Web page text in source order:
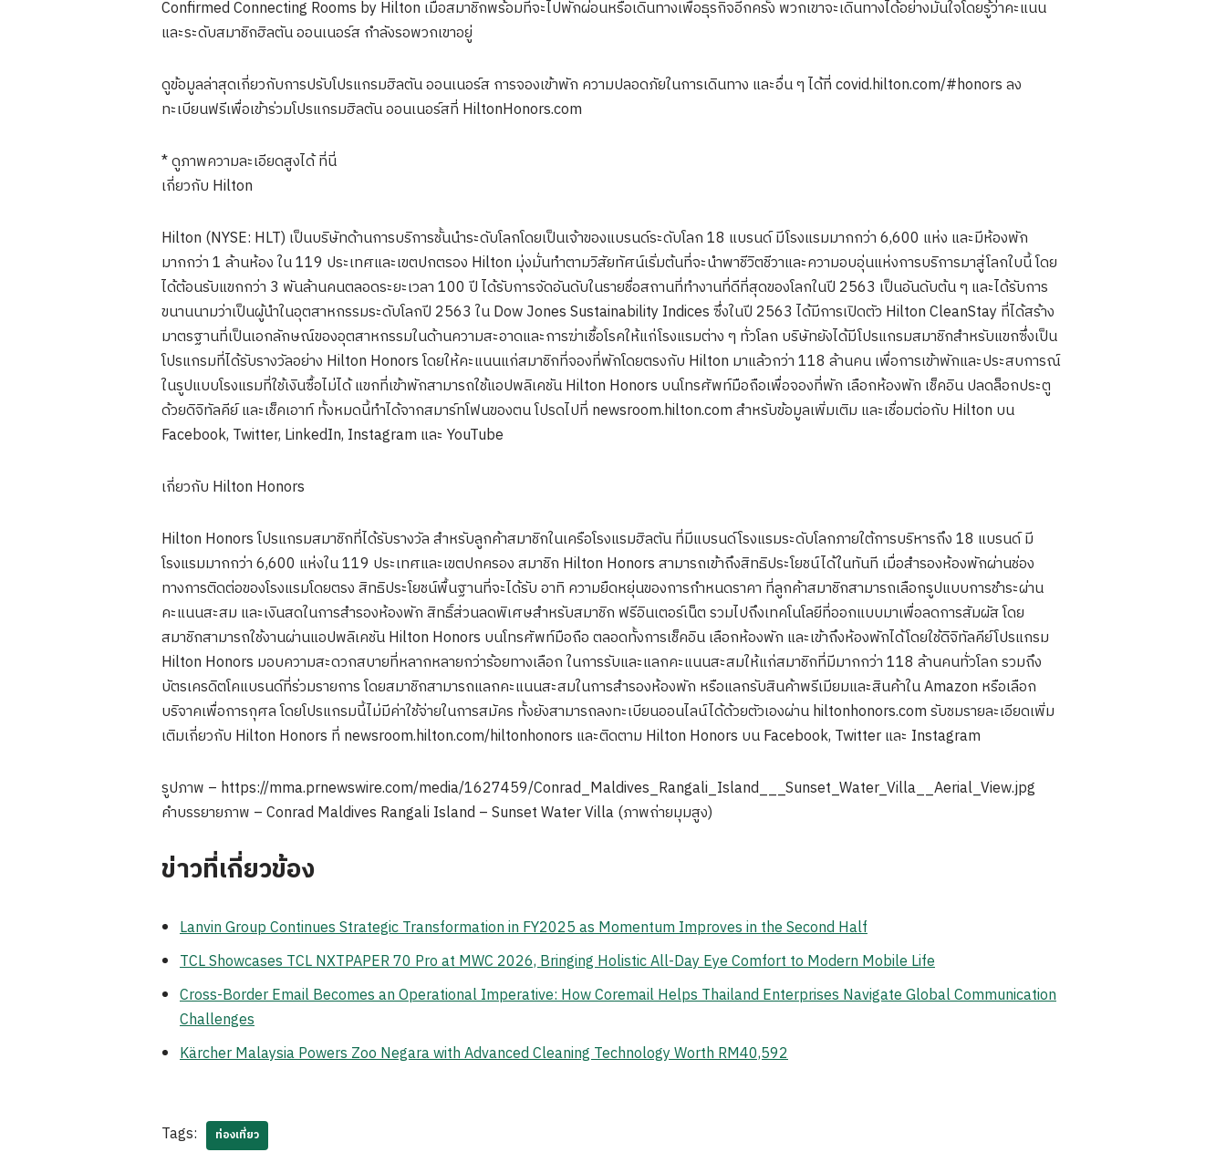
Confirmed Connecting Rooms by Hilton เมื่อสมาชิกพร้อมที่จะไปพักผ่อนหรือเดินทางเพื่อธุรกิจอีกครั้ง พวกเขาจะเดินทางได้อย่างมั่นใจโดยรู้ว่าคะแนน
และระดับสมาชิกฮิลตัน ออนเนอร์ส กำลังรอพวกเขาอยู่
ดูข้อมูลล่าสุดเกี่ยวกับการปรับโปรแกรมฮิลตัน ออนเนอร์ส การจองเข้าพัก ความปลอดภัยในการเดินทาง และอื่น ๆ ได้ที่ covid.hilton.com/#honors ลง
ทะเบียนฟรีเพื่อเข้าร่วมโปรแกรมฮิลตัน ออนเนอร์สที่ HiltonHonors.com
* ดูภาพความละเอียดสูงได้ ที่นี่
เกี่ยวกับ Hilton
Hilton (NYSE: HLT) เป็นบริษัทด้านการบริการชั้นนำระดับโลกโดยเป็นเจ้าของแบรนด์ระดับโลก 18 แบรนด์ มีโรงแรมมากกว่า 6,600 แห่ง และมีห้องพัก
มากกว่า 1 ล้านห้อง ใน 119 ประเทศและเขตปกตรอง Hilton มุ่งมั่นทำตามวิสัยทัศน์เริ่มต้นที่จะนำพาชีวิตชีวาและความอบอุ่นแห่งการบริการมาสู่โลกใบนี้ โดย
ได้ต้อนรับแขกกว่า 3 พันล้านคนตลอดระยะเวลา 100 ปี ได้รับการจัดอันดับในรายชื่อสถานที่ทำงานที่ดีที่สุดของโลกในปี 2563 เป็นอันดับต้น ๆ และได้รับการ
ขนานนามว่าเป็นผู้นำในอุตสาหกรรมระดับโลกปี 2563 ใน Dow Jones Sustainability Indices ซึ่งในปี 2563 ได้มีการเปิดตัว Hilton CleanStay ที่ได้สร้าง
มาตรฐานที่เป็นเอกลักษณ์ของอุตสาหกรรมในด้านความสะอาดและการฆ่าเชื้อโรคให้แก่โรงแรมต่าง ๆ ทั่วโลก บริษัทยังได้มีโปรแกรมสมาชิกสำหรับแขกซึ่งเป็น
โปรแกรมที่ได้รับรางวัลอย่าง Hilton Honors โดยให้คะแนนแก่สมาชิกที่จองที่พักโดยตรงกับ Hilton มาแล้วกว่า 118 ล้านคน เพื่อการเข้าพักและประสบการณ์
ในรูปแบบโรงแรมที่ใช้เงินซื้อไม่ได้ แขกที่เข้าพักสามารถใช้แอปพลิเคชัน Hilton Honors บนโทรศัพท์มือถือเพื่อจองที่พัก เลือกห้องพัก เช็คอิน ปลดล็อกประตู
ด้วยดิจิทัลคีย์ และเช็คเอาท์ ทั้งหมดนี้ทำได้จากสมาร์ทโฟนของตน โปรดไปที่ newsroom.hilton.com สำหรับข้อมูลเพิ่มเติม และเชื่อมต่อกับ Hilton บน
Facebook, Twitter, LinkedIn, Instagram และ YouTube
เกี่ยวกับ Hilton Honors
Hilton Honors โปรแกรมสมาชิกที่ได้รับรางวัล สำหรับลูกค้าสมาชิกในเครือโรงแรมฮิลตัน ที่มีแบรนด์โรงแรมระดับโลกภายใต้การบริหารถึง 18 แบรนด์ มี
โรงแรมมากกว่า 6,600 แห่งใน 119 ประเทศและเขตปกครอง สมาชิก Hilton Honors สามารถเข้าถึงสิทธิประโยชน์ได้ในทันที เมื่อสำรองห้องพักผ่านช่อง
ทางการติดต่อของโรงแรมโดยตรง สิทธิประโยชน์พื้นฐานที่จะได้รับ อาทิ ความยืดหยุ่นของการกำหนดราคา ที่ลูกค้าสมาชิกสามารถเลือกรูปแบบการชำระผ่าน
คะแนนสะสม และเงินสดในการสำรองห้องพัก สิทธิ์ส่วนลดพิเศษสำหรับสมาชิก ฟรีอินเตอร์เน็ต รวมไปถึงเทคโนโลยีที่ออกแบบมาเพื่อลดการสัมผัส โดย
สมาชิกสามารถใช้งานผ่านแอปพลิเคชัน Hilton Honors บนโทรศัพท์มือถือ ตลอดทั้งการเช็คอิน เลือกห้องพัก และเข้าถึงห้องพักได้โดยใช้ดิจิทัลคีย์โปรแกรม
Hilton Honors มอบความสะดวกสบายที่หลากหลายกว่าร้อยทางเลือก ในการรับและแลกคะแนนสะสมให้แก่สมาชิกที่มีมากกว่า 118 ล้านคนทั่วโลก รวมถึง
บัตรเครดิตโคแบรนด์ที่ร่วมรายการ โดยสมาชิกสามารถแลกคะแนนสะสมในการสำรองห้องพัก หรือแลกรับสินค้าพรีเมียมและสินค้าใน Amazon หรือเลือก
บริจาคเพื่อการกุศล โดยโปรแกรมนี้ไม่มีค่าใช้จ่ายในการสมัคร ทั้งยังสามารถลงทะเบียนออนไลน์ได้ด้วยตัวเองผ่าน hiltonhonors.com รับชมรายละเอียดเพิ่ม
เติมเกี่ยวกับ Hilton Honors ที่ newsroom.hilton.com/hiltonhonors และติดตาม Hilton Honors บน Facebook, Twitter และ Instagram
รูปภาพ – https://mma.prnewswire.com/media/1627459/Conrad_Maldives_Rangali_Island___Sunset_Water_Villa__Aerial_View.jpg
คำบรรยายภาพ – Conrad Maldives Rangali Island – Sunset Water Villa (ภาพถ่ายมุมสูง)
ข่าวที่เกี่ยวข้อง
Lanvin Group Continues Strategic Transformation in FY2025 as Momentum Improves in the Second Half
TCL Showcases TCL NXTPAPER 70 Pro at MWC 2026, Bringing Holistic All-Day Eye Comfort to Modern Mobile Life
Cross-Border Email Becomes an Operational Imperative: How Coremail Helps Thailand Enterprises Navigate Global Communication
Challenges
Kärcher Malaysia Powers Zoo Negara with Advanced Cleaning Technology Worth RM40,592
Tags: ท่องเที่ยว